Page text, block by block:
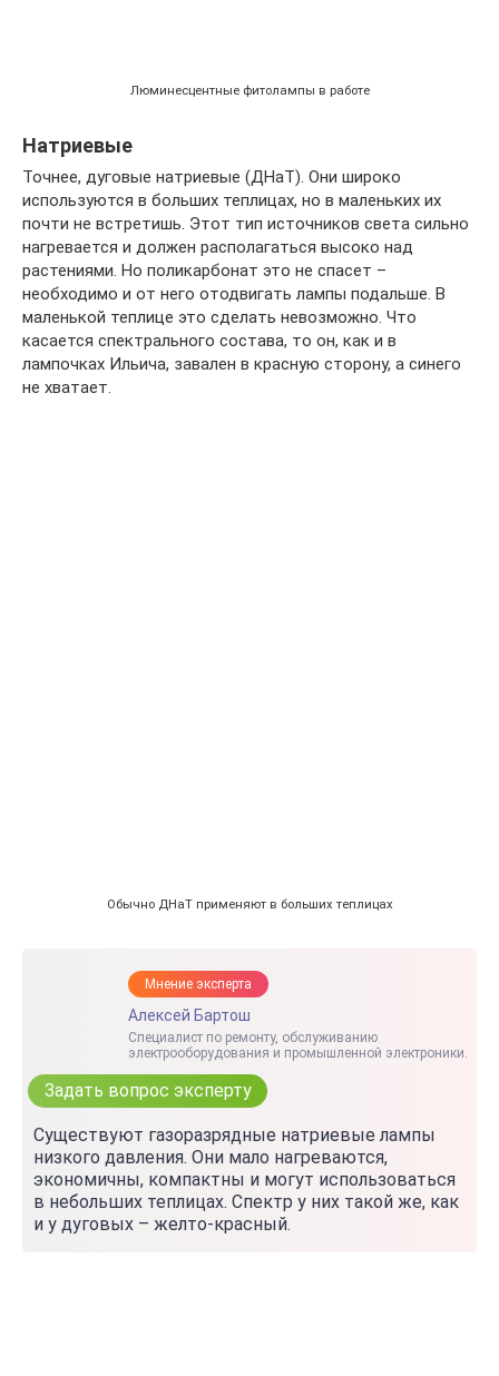
Люминесцентные фитолампы в работе
Натриевые
Точнее, дуговые натриевые (ДНаТ). Они широко
используются в больших теплицах, но в маленьких их
почти не встретишь. Этот тип источников света сильно
нагревается и должен располагаться высоко над
растениями. Но поликарбонат это не спасет –
необходимо и от него отодвигать лампы подальше. В
маленькой теплице это сделать невозможно. Что
касается спектрального состава, то он, как и в
лампочках Ильича, завален в красную сторону, а синего
не хватает.
Обычно ДНаТ применяют в больших теплицах
Мнение эксперта
Алексей Бартош
Специалист по ремонту, обслуживанию
электрооборудования и промышленной электроники.
Задать вопрос эксперту
Существуют газоразрядные натриевые лампы
низкого давления. Они мало нагреваются,
экономичны, компактны и могут использоваться
в небольших теплицах. Спектр у них такой же, как
и у дуговых – желто-красный.